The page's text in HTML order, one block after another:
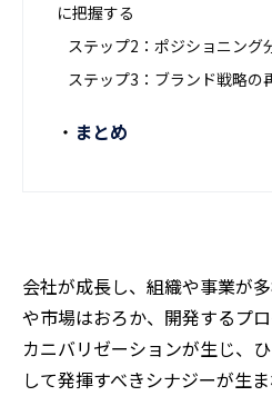
に把握する
ステップ2：ポジショニング
ステップ3：ブランド戦略の
まとめ
会社が成長し、組織や事業が
や市場はおろか、開発するプ
カニバリゼーションが生じ、
して発揮すべきシナジーが生